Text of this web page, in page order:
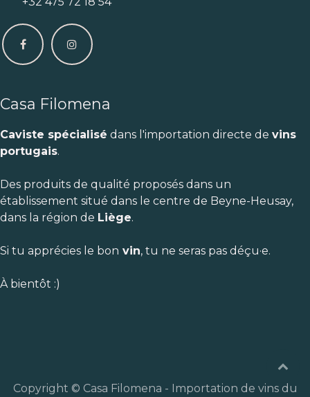
Casa Filomena
Caviste spécialisé dans l'importation directe de vins
portugais.
Des produits de qualité proposés dans un
établissement situé dans le centre de Beyne-Heusay,
dans la région de Liège.
Si tu apprécies le bon vin, tu ne seras pas déçu·e.
À bientôt :)
Copyright © Casa Filomena - Importation de vins du